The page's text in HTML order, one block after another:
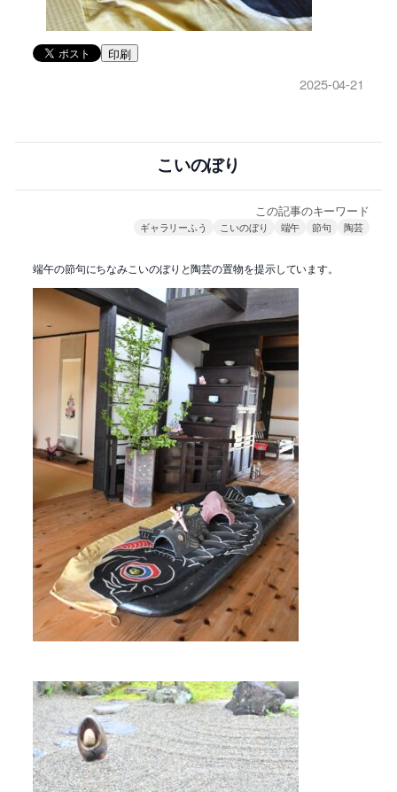
印刷
2025-04-21
こいのぼり
この記事のキーワード
ギャラリーふう こいのぼり 端午 節句 陶芸
端午の節句にちなみこいのぼりと陶芸の置物を提示しています。